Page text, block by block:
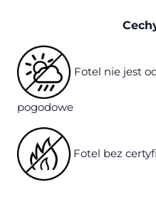
Fotel nie jest
pogodowe
Fotel bez